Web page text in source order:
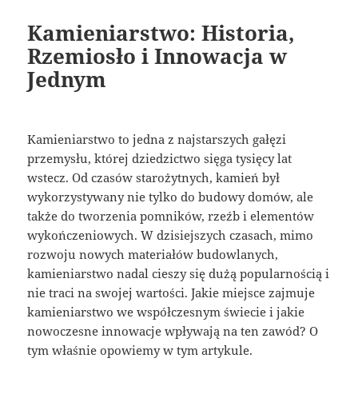
Kamieniarstwo: Historia,
Rzemiosło i Innowacja w
Jednym
Kamieniarstwo to jedna z najstarszych gałęzi
przemysłu, której dziedzictwo sięga tysięcy lat
wstecz. Od czasów starożytnych, kamień był
wykorzystywany nie tylko do budowy domów, ale
także do tworzenia pomników, rzeźb i elementów
wykończeniowych. W dzisiejszych czasach, mimo
rozwoju nowych materiałów budowlanych,
kamieniarstwo nadal cieszy się dużą popularnością i
nie traci na swojej wartości. Jakie miejsce zajmuje
kamieniarstwo we współczesnym świecie i jakie
nowoczesne innowacje wpływają na ten zawód? O
tym właśnie opowiemy w tym artykule.